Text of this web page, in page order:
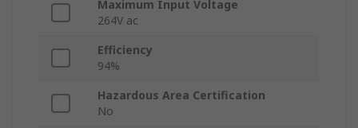
Maximum Input Voltage
264V ac
Efficiency
94%
Hazardous Area Certification
No